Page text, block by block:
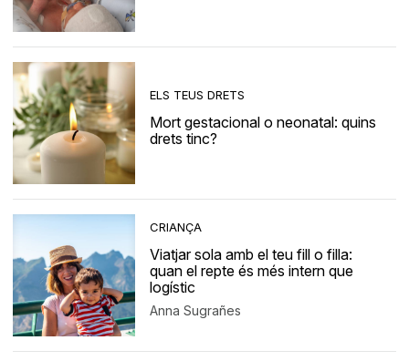
ELS TEUS DRETS
Mort gestacional o neonatal: quins
drets tinc?
CRIANÇA
Viatjar sola amb el teu fill o filla:
quan el repte és més intern que
logístic
Anna Sugrañes